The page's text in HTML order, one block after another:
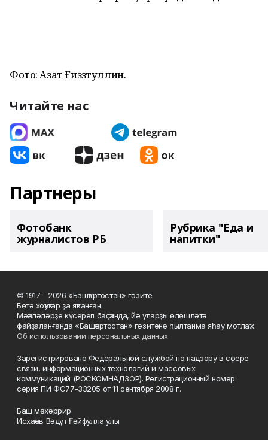
Фото: Азат Ғиззәтуллин.
Читайте нас
Партнеры
Фотобанк
журналистов РБ
Рубрика "Еда и
напитки"
© 1917 - 2026 «Башҡортостан» гәзите.
Бөтә хоҡуҡтар ҙа яҡланған.
Мәҡәләләрҙе күсереп баҫҡанда, йә уларҙы өлөшләтә
файҙаланғанда «Башҡортостан» гәзитенә һылтанма яһау мотлаҡ.
Об использовании персональных данных
Зарегистрировано Федеральной службой по надзору в сфере
связи, информационных технологий и массовых
коммуникаций (РОСКОМНАДЗОР). Регистрационный номер:
серия ПИ ФС77-33205 от 11 сентября 2008 г.
Баш мөхәррир
Исхаҡов Вәдүт Ғәйфулла улы